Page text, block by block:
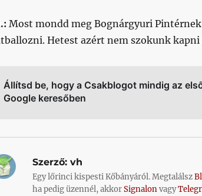
Most mondd meg Bognárgyuri
Hetest azért nem szokunk kapni
Állítsd be, hogy a Csakblogot mindig az
Google keresőben
Szerző:vh
Egy lőrinci kispesti Kőbányáról. Megtalálsz
ha pedig üzennél, akkorSignalonvagy